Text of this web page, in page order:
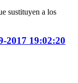
sustituyen a los
2017 19:02:20